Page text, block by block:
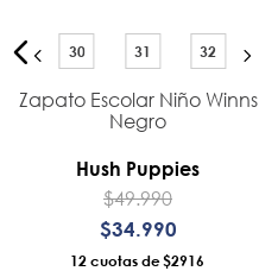
30 31 32
Zapato Escolar Niño Winns
Negro
Hush Puppies
$49.990
$34 990
12 $2916